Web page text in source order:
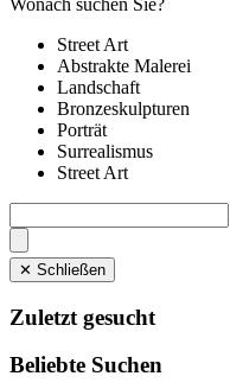
Wonach suchen Sie?
Street Art
Abstrakte Malerei
Landschaft
Bronzeskulpturen
Porträt
Surrealismus
Street Art
✕ Schließen
Zuletzt gesucht
Beliebte Suchen